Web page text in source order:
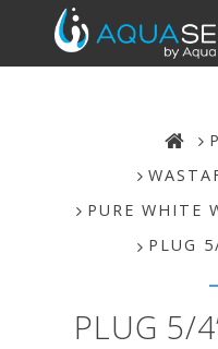
PURE WHITE
PLUG
PLUG 5/